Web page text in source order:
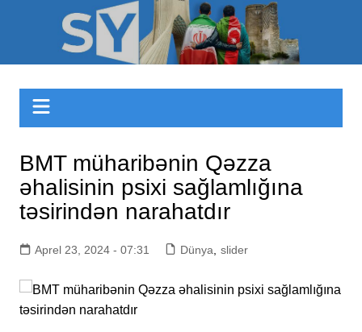
Sizinyol.org
BMT müharibənin Qəzza
əhalisinin psixi sağlamlığına
təsirindən narahatdır
Aprel 23, 2024 - 07:31 Dünya slider